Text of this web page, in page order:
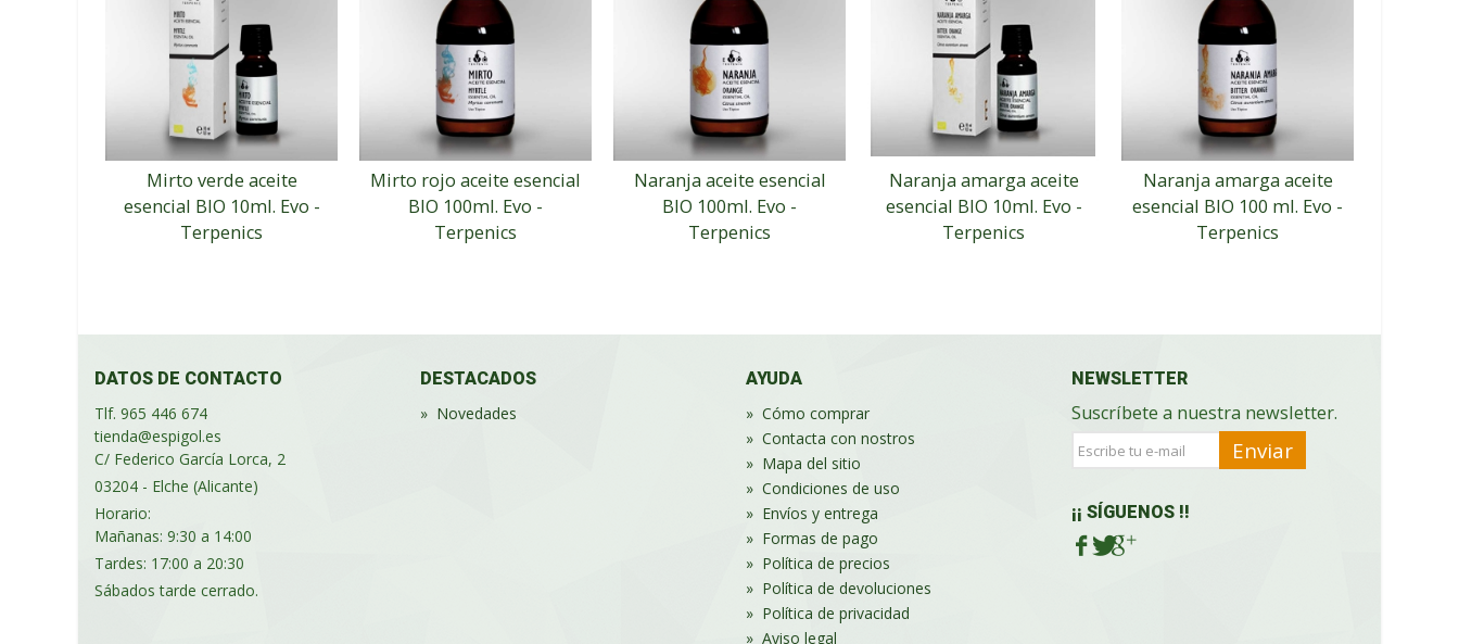
Mirto verde aceite
esencial BIO 10ml. Evo -
Terpenics
Mirto rojo aceite esencial
BIO 100ml. Evo -
Terpenics
Naranja aceite esencial
BIO 100ml. Evo -
Terpenics
Naranja amarga aceite
esencial BIO 10ml. Evo -
Terpenics
Naranja amarga aceite
esencial BIO 100 ml. Evo -
Terpenics
DATOS DE CONTACTO
Tlf. 965 446 674
tienda@espigol.es
C/ Federico García Lorca, 2
03204 - Elche (Alicante)
Horario:
Mañanas: 9:30 a 14:00
Tardes: 17:00 a 20:30
Sábados tarde cerrado.
DESTACADOS
» Novedades
AYUDA
» Cómo comprar
» Contacta con nostros
» Mapa del sitio
» Condiciones de uso
» Envíos y entrega
» Formas de pago
» Política de precios
» Política de devoluciones
» Política de privacidad
» Aviso legal
NEWSLETTER
Suscríbete a nuestra newsletter.
Enviar
¡¡ SÍGUENOS !!